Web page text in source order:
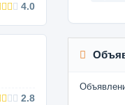
4.0
2.8